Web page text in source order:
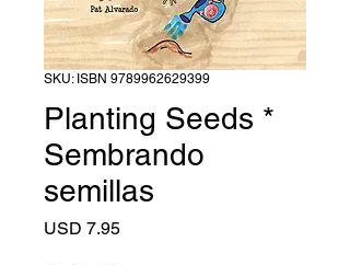
SKU: ISBN 9789962629399
Planting Seeds *
Sembrando
semillas
USD 7.95Precio